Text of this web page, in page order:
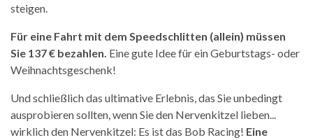
steigen.
Für eine Fahrt mit dem Speedschlitten (allein) müssen
Sie 137 € bezahlen. Eine gute Idee für ein Geburtstags- oder
Weihnachtsgeschenk!
Und schließlich das ultimative Erlebnis, das Sie unbedingt
ausprobieren sollten, wenn Sie den Nervenkitzel lieben...
wirklich den Nervenkitzel: Es ist das Bob Racing! Eine